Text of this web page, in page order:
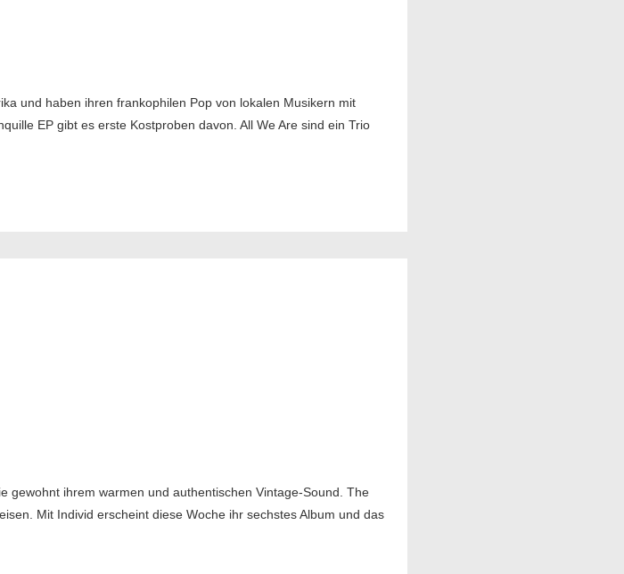
und haben ihren frankophilen Pop von lokalen Musikern mit
EP gibt es erste Kostproben davon. All We Are sind ein Trio
gewohnt ihrem warmen und authentischen Vintage-Sound. The
Mit Individ erscheint diese Woche ihr sechstes Album und das